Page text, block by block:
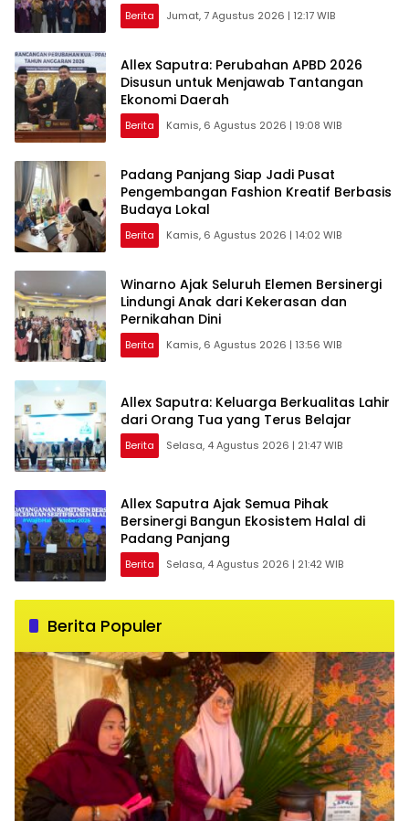
Berita Jumat, 7 Agustus 2026 | 12:17 WIB
Allex Saputra: Perubahan APBD 2026
Disusun untuk Menjawab Tantangan
Ekonomi Daerah
Berita Kamis, 6 Agustus 2026 | 19:08 WIB
Padang Panjang Siap Jadi Pusat
Pengembangan Fashion Kreatif Berbasis
Budaya Lokal
Berita Kamis, 6 Agustus 2026 | 14:02 WIB
Winarno Ajak Seluruh Elemen Bersinergi
Lindungi Anak dari Kekerasan dan
Pernikahan Dini
Berita Kamis, 6 Agustus 2026 | 13:56 WIB
Allex Saputra: Keluarga Berkualitas Lahir
dari Orang Tua yang Terus Belajar
Berita Selasa, 4 Agustus 2026 | 21:47 WIB
Allex Saputra Ajak Semua Pihak
Bersinergi Bangun Ekosistem Halal di
Padang Panjang
Berita Selasa, 4 Agustus 2026 | 21:42 WIB
Berita Populer